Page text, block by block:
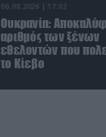
06.08.2026 | 17:02
Ουκρανία:
αριθμός των ξένων
εθελοντών που
το Κίεβο